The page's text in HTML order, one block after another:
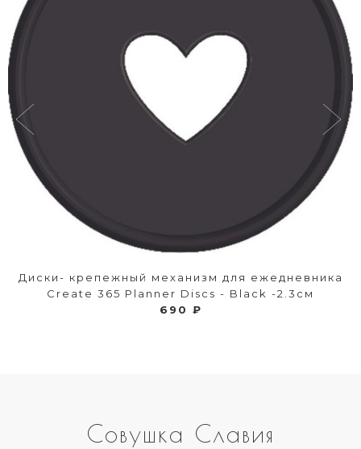
Диски- крепежный механизм для ежедневника
Create 365 Planner Discs - Black -2.3см
690 ₽
Совушка Славия